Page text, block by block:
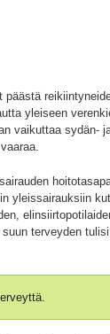
yleiseen
vaikuttaa sydän-
yleissairauksiin
terveyden